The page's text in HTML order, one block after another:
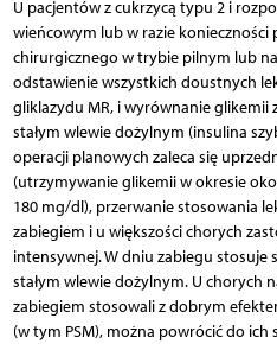
U pacjentów z cukrzycą typu 2 i
wieńcowym lub w razie konieczności
chirurgicznego w trybie pilnym lub
odstawienie wszystkich doustnych
gliklazydu MR, i wyrównanie
stałym wlewie dożylnym (insulina
operacji planowych zaleca się
(utrzymywanie glikemii w okresie
180 mg/dl), przerwanie stosowania
zabiegiem i u większości chorych
intensywnej. W dniu zabiegu stosuje
stałym wlewie dożylnym. U chorych
zabiegiem stosowali z dobrym
(w tym PSM), można powrócić do